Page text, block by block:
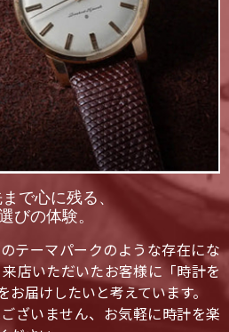
で心に残る、
びの体験。
テーマパークのような存在にな
店いただいたお客様に「時計を
届けしたいと考えています。
ざいません、お気軽に時計を楽